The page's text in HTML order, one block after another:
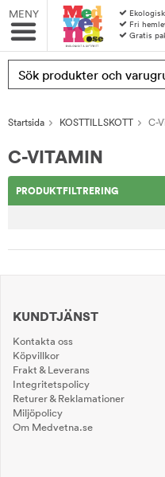
MENY
Fri
Gratis
Produkten har
Startsida KOSTTILLSKOTT C-
C-VITAMIN
PRODUKTFILTRERING
KUNDTJÄNST
Kontakta oss
Köpvillkor
Frakt & Leverans
Integritetspolicy
Returer & Reklamationer
Miljöpolicy
Om Medvetna.se